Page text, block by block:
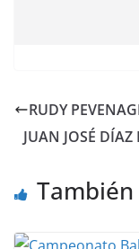
RUDY
JUAN JOSÉ